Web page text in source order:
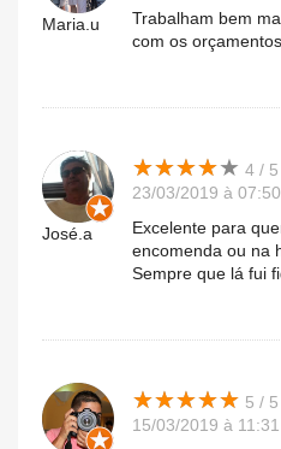
Maria.u
Trabalham bem
com os
José.a
★★★★★
★★★★★ 4 / 5
23/03/2019 à 07:50
Excelente para
encomenda ou na
Sempre que lá fui
★★★★★
★★★★★ 5 / 5
15/03/2019 à 11:31